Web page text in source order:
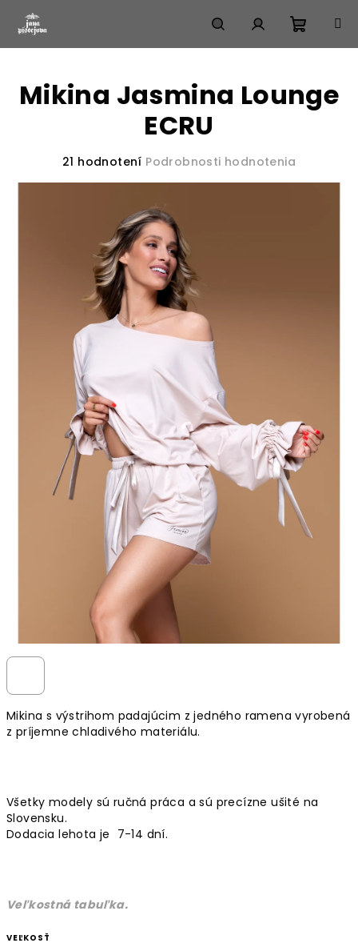
obsah
HľadaťPrihlásenie
košík
Mikina s výstrihom padajúcim z jedného ramena vyrobená
z príjemne chladivého materiálu.
Všetky modely sú ručná práca a sú precízne ušité na
Slovensku.
Dodacia lehota je 7-14 dní.
Veľkostná tabuľka.
VEĽKOSŤ
Mikina Jasmina Lounge
ECRU
Priemerné
hviezdičiek.
21 hodnotení Podrobnosti hodnotenia